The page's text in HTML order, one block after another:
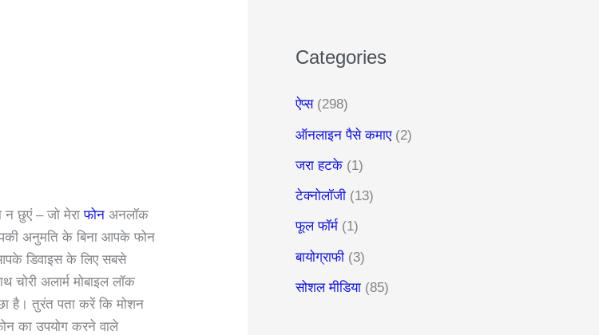
न छुएं – जो मेराफोन अनलॉक
अनुमति के बिना आपके फोन
डिवाइस के लिए सबसे
चोरी अलार्म मोबाइल लॉक
है। तुरंत पता करें कि मोशन
का उपयोग करने वाले
Categories
ऐप्स(298)
ऑनलाइन पैसे कमाए(2)
जरा हटके (1)
टेक्नोलॉजी (13)
फूल फॉर्म (1)
बायोग्राफी (3)
सोशल मीडिया (85)